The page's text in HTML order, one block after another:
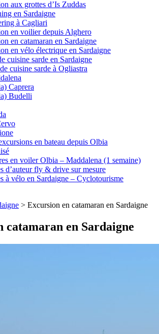
aux grottes d’Is Zuddas
en Sardaigne
à Cagliari
en voilier depuis Alghero
en catamaran en Sardaigne
en vélo électrique en Sardaigne
cuisine sarde en Sardaigne
cuisine sarde à Ogliastra
Caprera
Budelli
en bateau depuis Olbia
en voiler Olbia – Maddalena (1 semaine)
d’auteur fly & drive sur mesure
à vélo en Sardaigne – Cyclotourisme
> Excursion en catamaran en Sardaigne
catamaran en Sardaigne